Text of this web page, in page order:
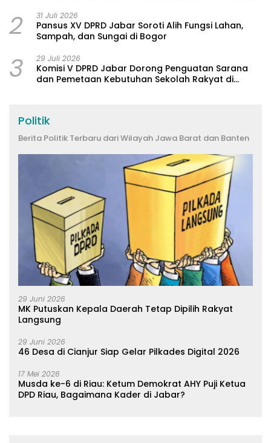
2 31 Juli 2026
Pansus XV DPRD Jabar Soroti Alih Fungsi Lahan,
Sampah, dan Sungai di Bogor
3 29 Juli 2026
Komisi V DPRD Jabar Dorong Penguatan Sarana
dan Pemetaan Kebutuhan Sekolah Rakyat di
Politik
Berita Politik Terbaru dari Wilayah Jawa Barat dan Banten
29 Juni 2026
MK Putuskan Kepala Daerah Tetap Dipilih Rakyat
Langsung
29 Juni 2026
46 Desa di Cianjur Siap Gelar Pilkades Digital 2026
17 Mei 2026
Musda ke-6 di Riau: Ketum Demokrat AHY Puji Ketua
DPD Riau, Bagaimana Kader di Jabar?